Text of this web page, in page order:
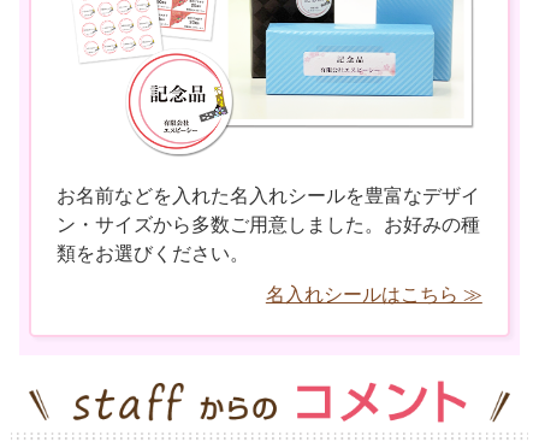
お名前などを入れた名入れシールを豊富なデザイ
ン・サイズから多数ご用意しました。お好みの種
類をお選びください。
名入れシールはこちら ≫